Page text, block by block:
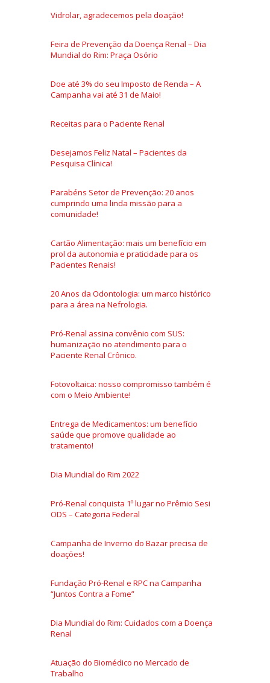
Vidrolar, agradecemos pela doação!
Feira de Prevenção da Doença Renal – Dia
Mundial do Rim: Praça Osório
Doe até 3% do seu Imposto de Renda – A
Campanha vai até 31 de Maio!
Receitas para o Paciente Renal
Desejamos Feliz Natal – Pacientes da
Pesquisa Clínica!
Parabéns Setor de Prevenção: 20 anos
cumprindo uma linda missão para a
comunidade!
Cartão Alimentação: mais um benefício em
prol da autonomia e praticidade para os
Pacientes Renais!
20 Anos da Odontologia: um marco histórico
para a área na Nefrologia.
Pró-Renal assina convênio com SUS:
humanização no atendimento para o
Paciente Renal Crônico.
Fotovoltaica: nosso compromisso também é
com o Meio Ambiente!
Entrega de Medicamentos: um benefício
saúde que promove qualidade ao
tratamento!
Dia Mundial do Rim 2022
Pró-Renal conquista 1º lugar no Prêmio Sesi
ODS – Categoria Federal
Campanha de Inverno do Bazar precisa de
doações!
Fundação Pró-Renal e RPC na Campanha
“Juntos Contra a Fome”
Dia Mundial do Rim: Cuidados com a Doença
Renal
Atuação do Biomédico no Mercado de
Trabalho